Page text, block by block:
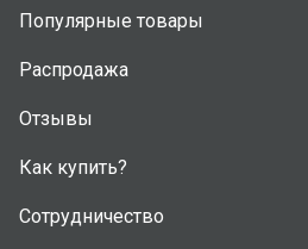
Популярные товары
Распродажа
Отзывы
Как купить?
Сотрудничество